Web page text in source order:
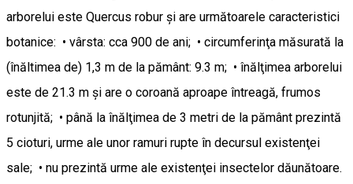
arborelui este Quercus robur şi are următoarele caracteristici
botanice: • vârsta: cca 900 de ani; • circumferinţa măsurată la
(înăltimea de) 1,3 m de la pământ: 9.3 m; • înălţimea arborelui
este de 21.3 m şi are o coroană aproape întreagă, frumos
rotunjită; • până la înălţimea de 3 metri de la pământ prezintă
5 cioturi, urme ale unor ramuri rupte în decursul existenţei
sale; • nu prezintă urme ale existenţei insectelor dăunătoare.